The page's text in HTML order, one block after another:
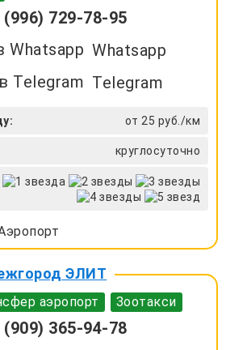
729-78-95
Whatsapp
Telegram
от 25 руб./км
круглосуточно
ЭЛИТ
аэропорт Зоотакси
365-94-78